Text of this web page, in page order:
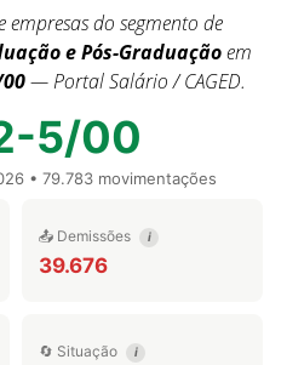
empresas do segmento de
e Pós-Graduaçãoem
— Portal Salário / CAGED.
5/00
• 79.783 movimentações
📤 Demissões i
39.676
🔄 Situação i